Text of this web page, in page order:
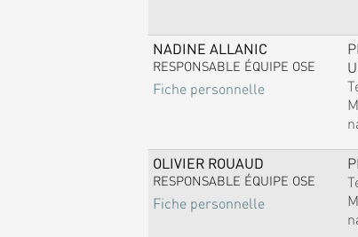
NADINE ALLANIC
RESPONSABLE ÉQUIPE OSE
Fiche personnelle
OLIVIER ROUAUD
RESPONSABLE ÉQUIPE OSE
Fiche personnelle